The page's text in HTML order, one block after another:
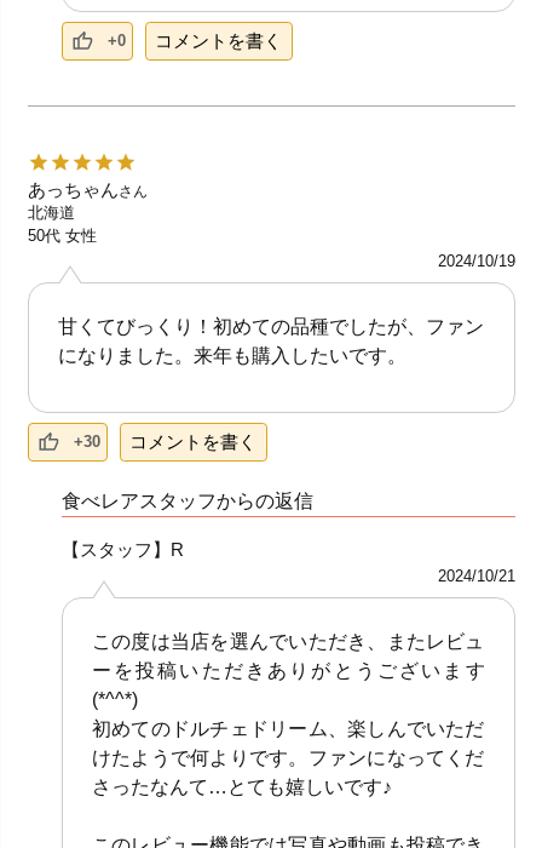
+0 コメントを書く
あっちゃんさん
北海道
50代 女性
2024/10/19
甘くてびっくり！初めての品種でしたが、ファン
になりました。来年も購入したいです。
+30 コメントを書く
食べレアスタッフからの返信
【スタッフ】R
2024/10/21
この度は当店を選んでいただき、またレビュ
ーを投稿いただきありがとうございます
(*^^*)
初めてのドルチェドリーム、楽しんでいただ
けたようで何よりです。ファンになってくだ
さったなんて…とても嬉しいです♪